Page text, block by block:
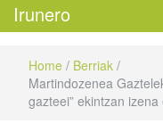
Irunero
Home / Berriak /
Martindozenea
gazteei” ekintzan